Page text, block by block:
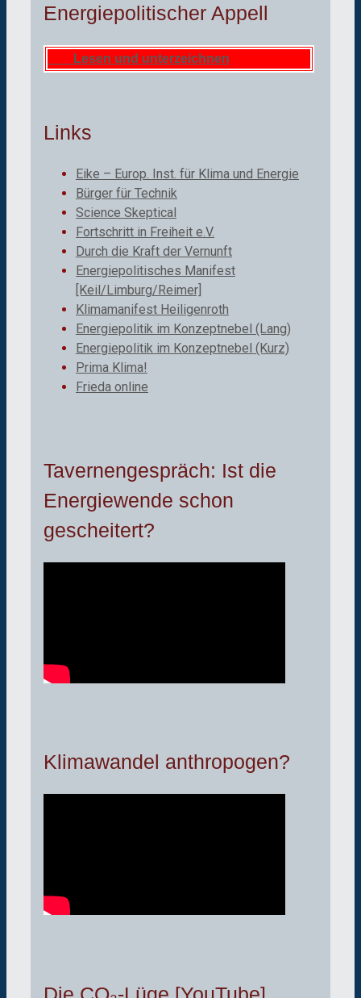
Energiepolitischer Appell
Lesen und unterzeichnen
Links
Eike – Europ. Inst. für Klima und Energie
Bürger für Technik
Science Skeptical
Fortschritt in Freiheit e.V.
Durch die Kraft der Vernunft
Energiepolitisches Manifest
[Keil/Limburg/Reimer]
Klimamanifest Heiligenroth
Energiepolitik im Konzeptnebel (Lang)
Energiepolitik im Konzeptnebel (Kurz)
Prima Klima!
Frieda online
Tavernengespräch: Ist die
Energiewende schon
gescheitert?
Klimawandel anthropogen?